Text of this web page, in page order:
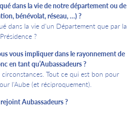
dans la vie de notre département ou de
bénévolat, réseau, …) ?
dans la vie d'un Département que par la
?
vous impliquer dans le rayonnement de
en tant qu’Aubassadeurs ?
Tout ce qui est bon pour
l'Aube (et réciproquement).
Aubassadeurs ?